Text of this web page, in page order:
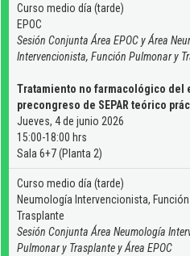
Curso medio día (tarde)
EPOC
Sesión Conjunta Área EPOC y Área
Intervencionista, Función Pulmonar y
Tratamiento no farmacológico del
precongreso de SEPAR teórico
Jueves, 4 de junio 2026
15:00-18:00 hrs
Sala 6+7 (Planta 2)
Curso medio día (tarde)
Neumología Intervencionista,
Trasplante
Sesión Conjunta Área Neumología
Pulmonar y Trasplante y Área EPOC